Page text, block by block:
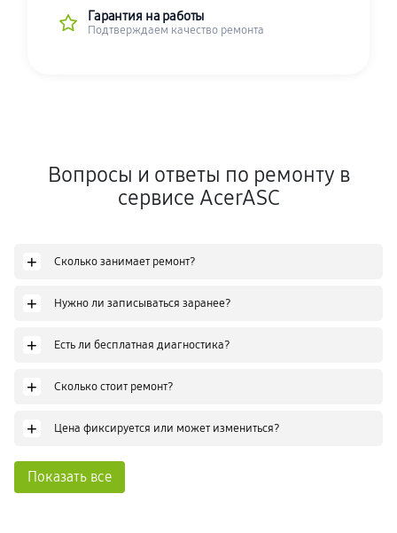
Гарантия на работы
Подтверждаем качество ремонта
Вопросы и ответы по ремонту в
сервисе AcerASC
+ Сколько занимает ремонт?
+ Нужно ли записываться заранее?
+ Есть ли бесплатная диагностика?
+ Сколько стоит ремонт?
+ Цена фиксируется или может измениться?
Показать все